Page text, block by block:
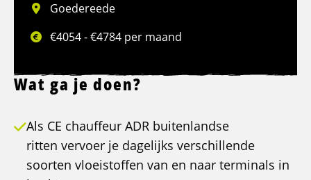
Goedereede
€4054 - €4784 per maand
Wat ga je doen?
Als CE chauffeur ADR buitenlandse
ritten vervoer je dagelijks verschillende
soorten vloeistoffen van en naar terminals in